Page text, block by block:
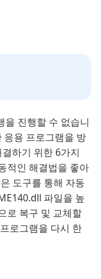
진행할 수 없습니
응용 프로그램을 방
하기 위한 6가지
적인 해결법을 좋아
도구를 통해 자동
파일을 높
로 복구 및 교체할
로그램을 다시 한